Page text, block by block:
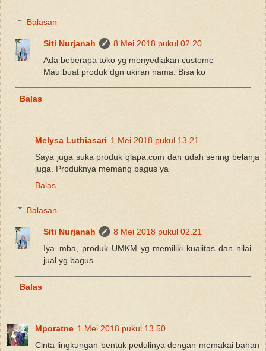
Balasan
Siti Nurjanah
8 Mei 2018 pukul 02.20
Ada beberapa toko yg menyediakan custome
Mau buat produk dgn ukiran nama. Bisa ko
Balas
Melysa Luthiasari 1 Mei 2018 pukul 13.21
Saya juga suka produk qlapa.com dan udah sering belanja
juga. Produknya memang bagus ya
Balas
Balasan
Siti Nurjanah
8 Mei 2018 pukul 02.21
Iya..mba, produk UMKM yg memiliki kualitas dan nilai
jual yg bagus
Balas
Mporatne 1 Mei 2018 pukul 13.50
Cinta lingkungan bentuk pedulinya dengan memakai bahan